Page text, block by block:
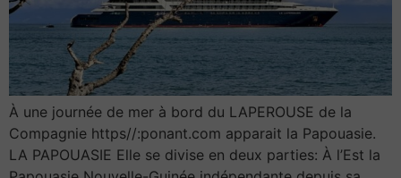
À une journée de mer à bord du LAPEROUSE de la
Compagnie https//:ponant.com apparait la Papouasie.
LA PAPOUASIE Elle se divise en deux parties: À l’Est la